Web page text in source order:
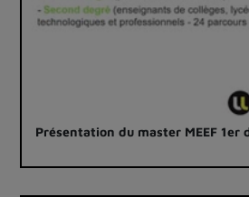
Présentation du master MEEF 1er